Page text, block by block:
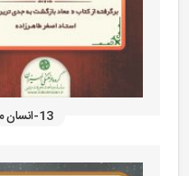
13-انسان منحرف بعد از مرگ